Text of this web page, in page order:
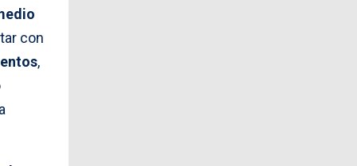
con
,